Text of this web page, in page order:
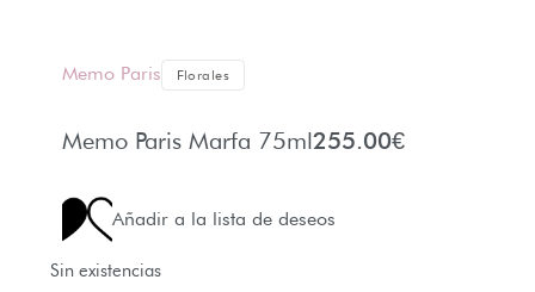
Memo Paris Florales
Memo Paris Marfa 75ml255.00€
Añadir a la lista de deseos
Sin existencias